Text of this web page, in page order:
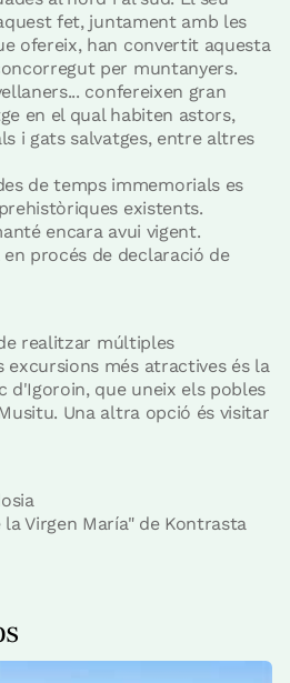
fet, juntament amb les
ofereix, han convertit aquesta
per muntanyers.
confereixen gran
en el qual habiten astors,
i gats salvatges, entre altres
de temps immemorials es
existents.
encara avui vigent.
procés de declaració de
realitzar múltiples
excursions més atractives és la
d'Igoroin, que uneix els pobles
Una altra opció és visitar
la Virgen María" de Kontrasta